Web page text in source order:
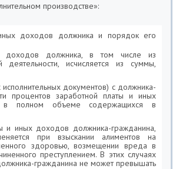
производстве»:
доходов должника и порядок его
должника, в том числе из
деятельности, исчисляется из суммы,
документов) с должника-
процентов заработной платы и иных
в полном объеме содержащихся в
и иных доходов должника-гражданина,
при взыскании алиментов на
здоровью, возмещении вреда в
преступлением. В этих случаях
гражданина не может превышать